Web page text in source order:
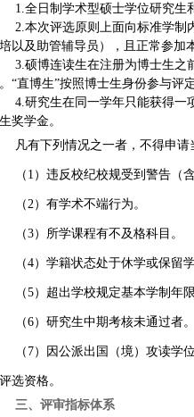
1. 全日制学术型硕士学位研究生
2. 本次评选原则上面向标准学制
以及助管辅导员），且正常参加
3. 硕博连读生在注册为博士生之
“直博生”按照博士生身份参与评定
4. 研究生在同一学年只能获得一
奖学金。
凡有下列情况之一者，不得申请
（1）违反校纪校规受到警告（
（2）有学术不端行为。
（3）所学课程有不及格科目。
（4）学籍状态处于休学或保留
（5）超出学校规定基本学制年限
（6）研究生中期考核未通过者。
（7）因公派出国（境）攻读
选资格。
三、评审指标体系